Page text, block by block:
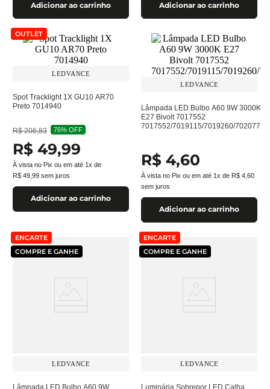
Adicionar ao carrinho Adicionar ao carrinho
OUTLET
LEDVANCE
Spot Tracklight 1X GU10 AR70
Preto 7014940
R$ 206,83 76% OFF
R$ 49,99
À vista no Pix ou em até 1x de
R$ 49 99 sem juros
Adicionar ao carrinho
LEDVANCE
Lâmpada LED Bulbo A60 9W 3000K
E27 Bivolt 7017552
7017552/7019115/7019260/7020770
R$ 4,60
À vista no Pix ou em até 1x de R$ 4 60
sem juros
Adicionar ao carrinho
ENCARTE
COMPRE E GANHE
LEDVANCE
Lâmpada LED Bulbo A60 9W
ENCARTE
COMPRE E GANHE
LEDVANCE
Luminária Sobrepor LED Calha